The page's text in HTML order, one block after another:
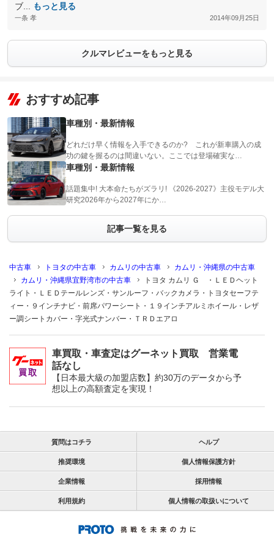
ブ...
もっと見る
一条 孝 2014年09月25日
クルマレビューをもっと見る
おすすめ記事
車種別・最新情報
どれだけ早く情報を入手できるのか? これが新車購入の成
功の鍵を握るのは間違いない。ここでは登場確実な…
車種別・最新情報
話題集中! 大本命たちがズラリ! 《2026-2027》主役モデル大
研究2026年から2027年にか…
記事一覧を見る
中古車 トヨタの中古車 カムリの中古車
カムリ・沖縄県の中古車
カムリ・沖縄県宜野湾市の中古車
トヨタ カムリ Ｇ ・ＬＥＤヘット
ライト・ＬＥＤテールレンズ・サンルーフ・バックカメラ・トヨタセーフテ
ィー・９インチナビ・前席パワーシート・１９インチアルミホイール・レザ
ー調シートカバー・字光式ナンバー・ＴＲＤエアロ
車買取・車査定はグーネット買取 営業電
話なし
【日本最大級の加盟店数】約30万のデータから予
想以上の高額査定を実現！
質問はコチラ ヘルプ
推奨環境 個人情報保護方針
企業情報 採用情報
利用規約 個人情報の取扱いについて